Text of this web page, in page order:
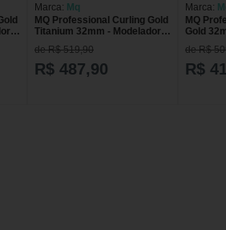
Marca: Mq
MQ Professional Curling Gold
Titanium 32mm - Modelador
de Cachos 280g
de R$ 519,90
R$ 487,90
Marca:
MQ
Gold
Cachos
de R$
R$